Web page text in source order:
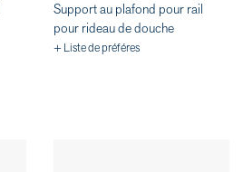
Support au plafond pour rail
pour rideau de douche
+ Liste de préféres